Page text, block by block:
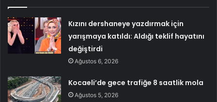
Kızını dershaneye yazdırmak için
yarışmaya katıldı: Aldığı teklif hayatını
değiştirdi
Ağustos 6, 2026
Kocaeli’de gece trafiğe 8 saatlik mola
Ağustos 5, 2026